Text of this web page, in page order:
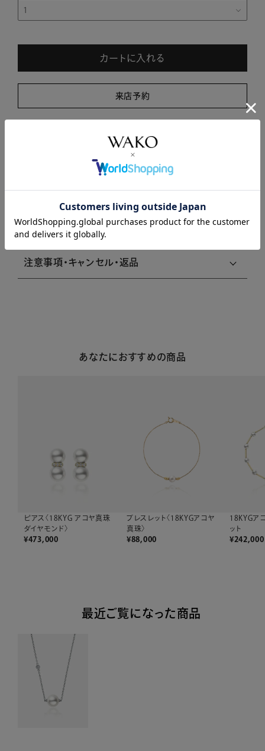
カートに入れる
来店予約
商品詳細
注意事項・キャンセル・返品
あなたにおすすめの商品
ピアス〈18KYG アコヤ真珠
ダイヤモンド〉
¥473,000
ブレスレット〈18KYGアコヤ
真珠〉
¥88,000
18KYGア
ット
¥242,000
最近ご覧になった商品